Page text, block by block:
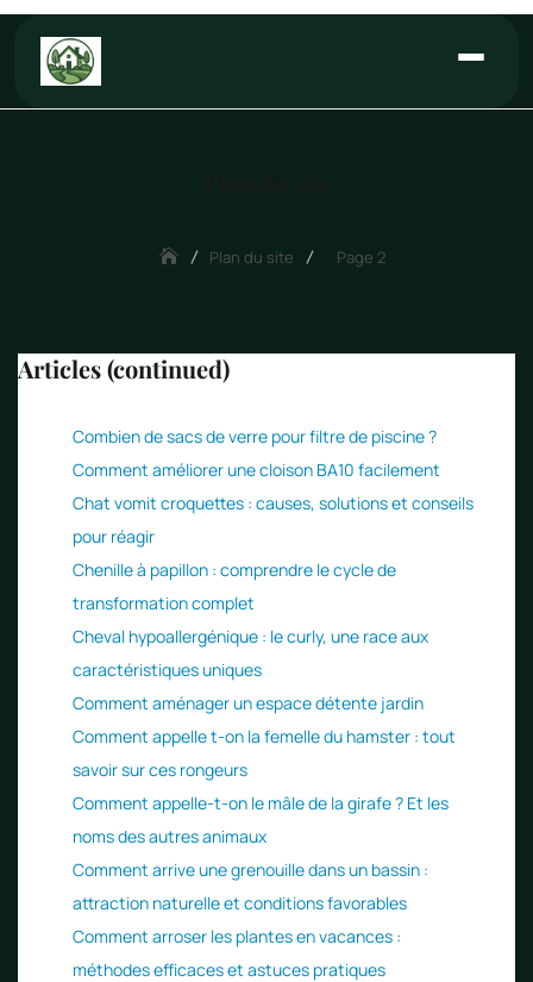
contenu
Plan du site Page 2
Articles (continued)
Combien de sacs de verre pour filtre de piscine ?
Comment améliorer une cloison BA10 facilement
Chat vomit croquettes : causes, solutions et conseils
pour réagir
Chenille à papillon : comprendre le cycle de
transformation complet
Cheval hypoallergénique : le curly, une race aux
caractéristiques uniques
Comment aménager un espace détente jardin
Comment appelle t-on la femelle du hamster : tout
savoir sur ces rongeurs
Comment appelle-t-on le mâle de la girafe ? Et les
noms des autres animaux
Comment arrive une grenouille dans un bassin :
attraction naturelle et conditions favorables
Comment arroser les plantes en vacances :
méthodes efficaces et astuces pratiques